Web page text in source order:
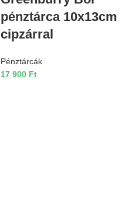
pénztárca 10x13cm
cipzárral
Pénztárcák
17 900 Ft